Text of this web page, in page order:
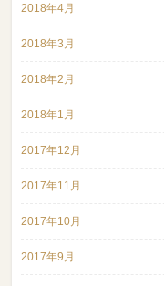
2018年4月
2018年3月
2018年2月
2018年1月
2017年12月
2017年11月
2017年10月
2017年9月